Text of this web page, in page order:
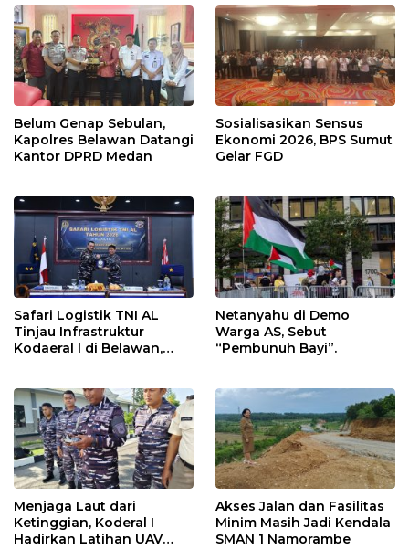
Belum Genap Sebulan,
Kapolres Belawan Datangi
Kantor DPRD Medan
Sosialisasikan Sensus
Ekonomi 2026, BPS Sumut
Gelar FGD
Safari Logistik TNI AL
Tinjau Infrastruktur
Kodaeral I di Belawan,
Netanyahu di Demo
Warga AS, Sebut
“Pembunuh Bayi”.
Menjaga Laut dari
Ketinggian, Koderal I
Hadirkan Latihan UAV
Akses Jalan dan Fasilitas
Minim Masih Jadi Kendala
SMAN 1 Namorambe